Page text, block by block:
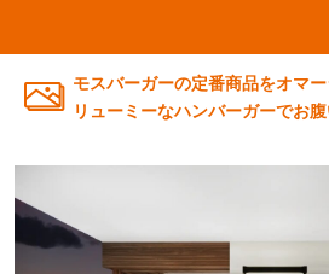
モスバーガーの定番商品をオマ
リューミーなハンバーガーでお腹